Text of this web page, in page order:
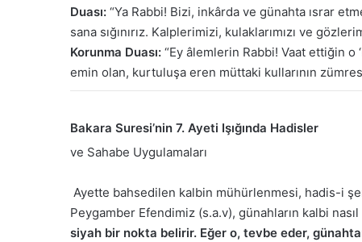
Duası: “Ya Rabbi! Bizi, inkârda ve günahta ısrar
sana sığınırız. Kalplerimizi, kulaklarımızı ve
Korunma Duası: “Ey âlemlerin Rabbi! Vaat ettiğin
emin olan, kurtuluşa eren müttaki kullarının
Bakara Suresi’nin 7. Ayeti Işığında Hadisler
ve Sahabe Uygulamaları
Ayette bahsedilen kalbin mühürlenmesi, hadis-i
Peygamber Efendimiz (s.a.v), günahların kalbi
siyah bir nokta belirir. Eğer o, tevbe eder,